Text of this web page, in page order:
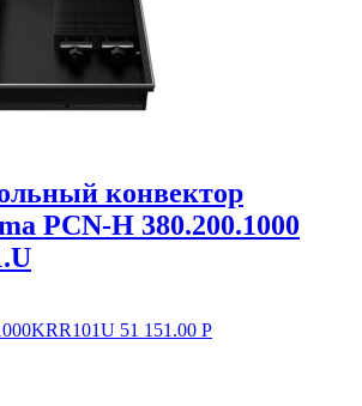
конвектор
PCN-H 380.200.1000
51 151.00 Р